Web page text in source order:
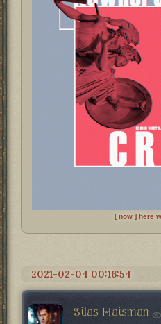
[ now ] here
2021-02-04 00:16:54
Silas Haisman